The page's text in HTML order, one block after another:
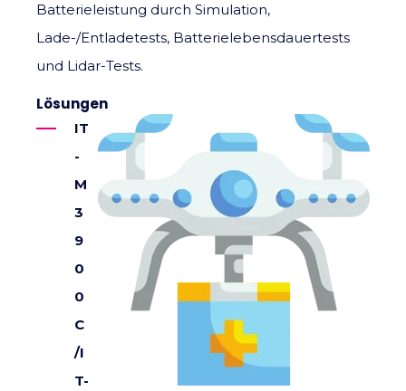
Batterieleistung durch Simulation,
Lade-/Entladetests, Batterielebensdauertests
und Lidar-Tests.
Lösungen
IT
-
M
3
9
0
0
C
/I
T-